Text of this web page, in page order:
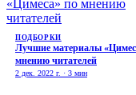
ПОДБОРКИ
Лучшие материалы
мнению читателей
2 дек. 2022 г. · 3 мин